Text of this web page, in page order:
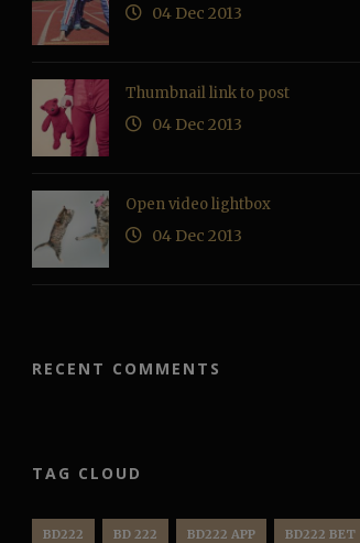
04 Dec 2013
Thumbnail link to post
04 Dec 2013
Open video lightbox
04 Dec 2013
RECENT COMMENTS
TAG CLOUD
BD222 BD 222 BD222 APP BD222 BET